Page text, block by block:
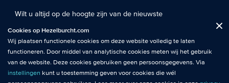
Wilt u altijd op de hoogte zijn van de nieuwste
voor de Hezelburcht Subsidienieuwsbrief!
Inschrijven nieuwsbrief
noodzakelijk om de website goed te laten werken.
Analytische cookies
: Met analytische cookies meten wij het gebruik van
de website. Zo krijgen wij beter inzicht in het functioneren van de
Cookies op Hezelburcht.com
Wij plaatsen functionele cookies om deze website volledig te laten
functioneren. Door middel van analytische cookies meten wij het gebruik
van de website. Deze cookies gebruiken geen persoonsgegevens. Via
instellingen kunt u toestemming geven voor cookies die wél